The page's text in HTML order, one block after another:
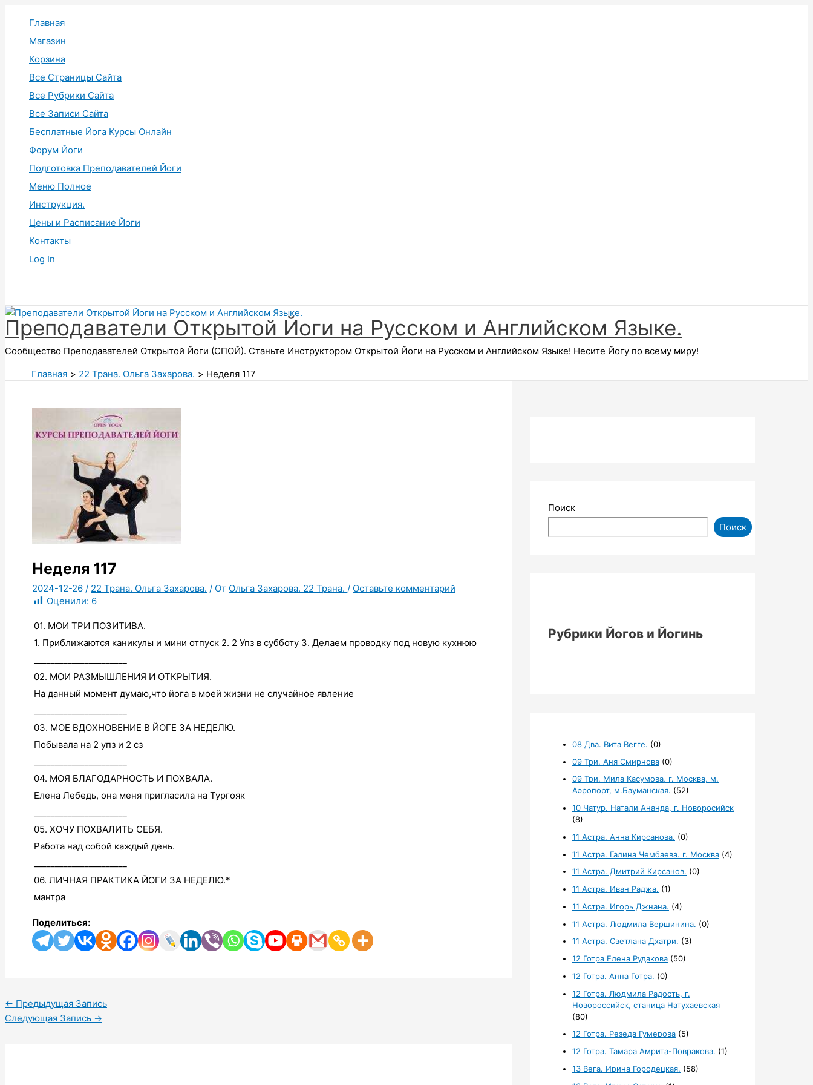
содержимому
Главная
Магазин
Корзина
Все Страницы Сайта
Все Рубрики Сайта
Все Записи Сайта
Бесплатные Йога Курсы Онлайн
Форум Йоги
Подготовка Преподавателей Йоги
Меню Полное
Инструкция.
Цены и Расписание Йоги
Контакты
Log In
Преподаватели Открытой Йоги на Русском и Английском Языке.
Сообщество Преподавателей Открытой Йоги (СПОЙ). Станьте Инструктором Открытой Йоги на Русском и Английском Языке! Несите Йогу по всему миру!
Главная
22 Трана. Ольга Захарова. Неделя 117
Неделя 117
2024-12-26 / 22 Трана. Ольга Захарова. / От Ольга Захарова. 22 Трана. / Оставьте комментарий
Оценили: 6
01. МОИ ТРИ ПОЗИТИВА.
1. Приближаются каникулы и мини отпуск 2. 2 Упз в субботу 3. Делаем проводку под новую кухнюю
02. МОИ РАЗМЫШЛЕНИЯ И ОТКРЫТИЯ.
На данный момент думаю,что йога в моей жизни не случайное явление
03. МОЕ ВДОХНОВЕНИЕ В ЙОГЕ ЗА НЕДЕЛЮ.
Побывала на 2 упз и 2 сз
04. МОЯ БЛАГОДАРНОСТЬ И ПОХВАЛА.
Елена Лебедь, она меня пригласила на Тургояк
05. ХОЧУ ПОХВАЛИТЬ СЕБЯ.
Работа над собой каждый день.
06. ЛИЧНАЯ ПРАКТИКА ЙОГИ ЗА НЕДЕЛЮ.*
мантра
Поделиться:
← Предыдущая Запись
Следующая Запись →
Поиск
Поиск
Рубрики Йогов и Йогинь
08 Два. Вита Вегге. (0)
09 Три. Аня Смирнова (0)
09 Три. Мила Касумова, г. Москва, м.
Аэропорт, м.Бауманская. (52)
10 Чатур. Натали Ананда, г. Новоросийск
(8)
11 Астра. Анна Кирсанова. (0)
11 Астра. Галина Чембаева. г. Москва (4)
11 Астра. Дмитрий Кирсанов. (0)
11 Астра. Иван Раджа. (1)
11 Астра. Игорь Джнана. (4)
11 Астра. Людмила Вершинина. (0)
11 Астра. Светлана Дхатри. (3)
12 Готра Елена Рудакова (50)
12 Готра. Анна Готра. (0)
12 Готра. Людмила Радость, г.
Новороссийск, станица Натухаевская
(80)
12 Готра. Резеда Гумерова (5)
12 Готра. Тамара Амрита-Повракова. (1)
13 Вега. Ирина Городецкая. (58)